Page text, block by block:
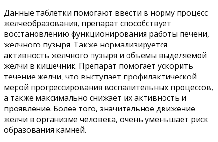
Данные таблетки помогают ввести в норму процесс
желчеобразования, препарат способствует
восстановлению функционирования работы печени,
желчного пузыря. Также нормализируется
активность желчного пузыря и объемы выделяемой
желчи в кишечник. Препарат помогает ускорить
течение желчи, что выступает профилактической
мерой прогрессирования воспалительных процессов,
а также максимально снижает их активность и
проявление. Более того, значительное движение
желчи в организме человека, очень уменьшает риск
образования камней.